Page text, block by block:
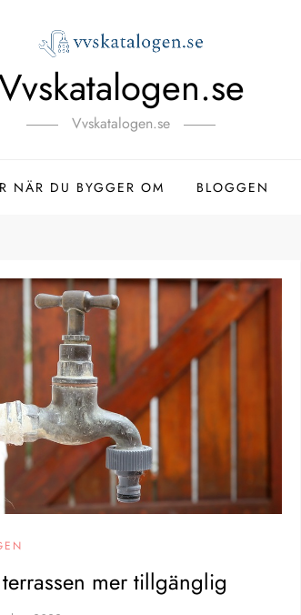
Vvskatalogen.se
NÄR DU BYGGER OM BLOGGEN
mer tillgänglig